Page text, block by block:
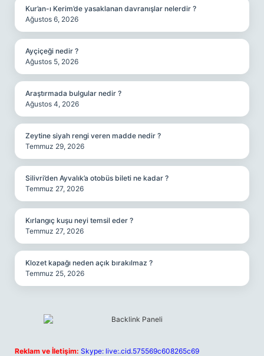
Kur’an-ı Kerim’de yasaklanan davranışlar nelerdir ?
Ağustos 6, 2026
Ayçiçeği nedir ?
Ağustos 5, 2026
Araştırmada bulgular nedir ?
Ağustos 4, 2026
Zeytine siyah rengi veren madde nedir ?
Temmuz 29, 2026
Silivri’den Ayvalık’a otobüs bileti ne kadar ?
Temmuz 27, 2026
Kırlangıç kuşu neyi temsil eder ?
Temmuz 27, 2026
Klozet kapağı neden açık bırakılmaz ?
Temmuz 25, 2026
Reklam ve İletişim: Skype: live:.cid.575569c608265c69